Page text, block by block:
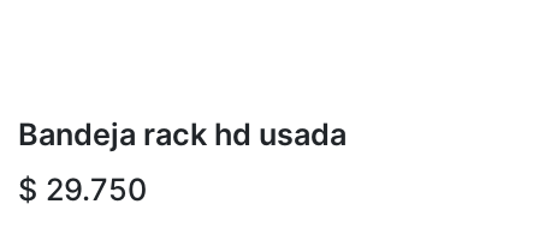
Bandeja rack hd usada
$ 29.750